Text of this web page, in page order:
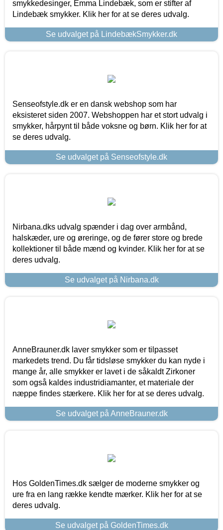
smykkedesinger, Emma Lindebæk, som er stifter af
Lindebæk smykker. Klik her for at se deres udvalg.
Se udvalget på LindebækSmykker.dk
Senseofstyle.dk er en dansk webshop som har
eksisteret siden 2007. Webshoppen har et stort udvalg i
smykker, hårpynt til både voksne og børn. Klik her for at
se deres udvalg.
Se udvalget på Senseofstyle.dk
Nirbana.dks udvalg spænder i dag over armbånd,
halskæder, ure og øreringe, og de fører store og brede
kollektioner til både mænd og kvinder. Klik her for at se
deres udvalg.
Se udvalget på Nirbana.dk
AnneBrauner.dk laver smykker som er tilpasset
markedets trend. Du får tidsløse smykker du kan nyde i
mange år, alle smykker er lavet i de såkaldt Zirkoner
som også kaldes industridiamanter, et materiale der
næppe findes stærkere. Klik her for at se deres udvalg.
Se udvalget på AnneBrauner.dk
Hos GoldenTimes.dk sælger de moderne smykker og
ure fra en lang række kendte mærker. Klik her for at se
deres udvalg.
Se udvalget på GoldenTimes.dk